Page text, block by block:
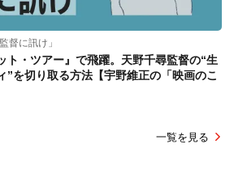
督に訊け」
ト・ツアー』で飛躍。天野千尋監督の“生
”を切り取る方法【宇野維正の「映画のこ
一覧を見る